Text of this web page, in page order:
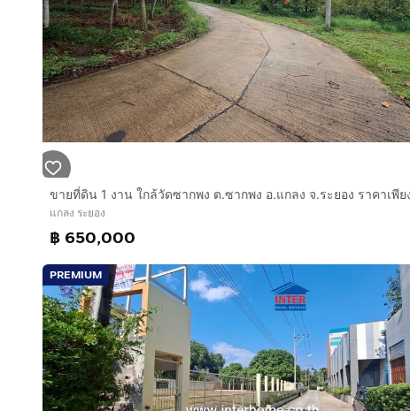
083 133 441
Nice place for living in country side but also very
Water, Electricity, Fence, all ready for moving in!!
แกลง ระยอง
฿ 650,000
PREMIUM